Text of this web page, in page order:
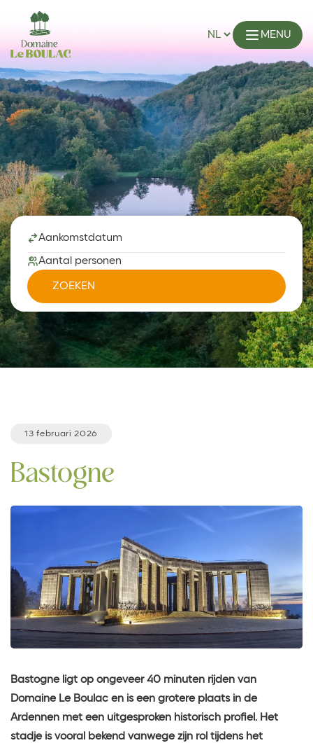
MENU
Aankomstdatum
Aantal personen
13 februari 2026
Bastogne
Bastogne ligt op ongeveer 40 minuten rijden van
Domaine Le Boulac en is een grotere plaats in de
Ardennen met een uitgesproken historisch profiel. Het
stadje is vooral bekend vanwege zijn rol tijdens het